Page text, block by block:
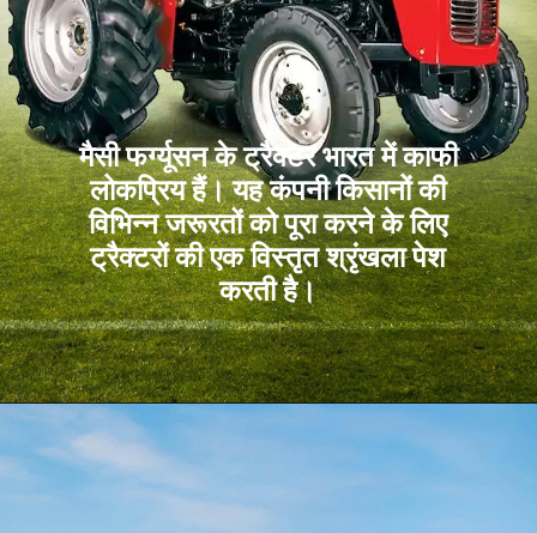
मैसी फर्ग्यूसन के ट्रैक्टर भारत में काफी
लोकप्रिय हैं। यह कंपनी किसानों की
विभिन्न जरूरतों को पूरा करने के लिए
ट्रैक्टरों की एक विस्तृत श्रृंखला पेश
करती है।